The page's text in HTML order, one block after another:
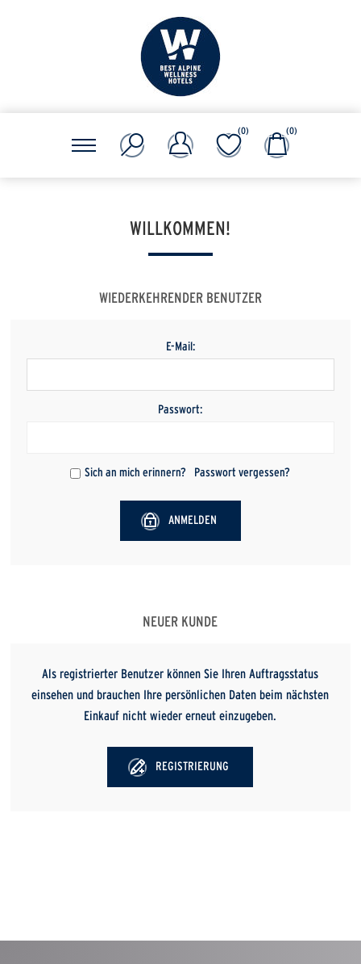
(0) (0)
WILLKOMMEN!
WIEDERKEHRENDER BENUTZER
E-Mail:
Passwort:
Sich an mich erinnern? Passwort vergessen?
ANMELDEN
NEUER KUNDE
Als registrierter Benutzer können Sie Ihren Auftragsstatus
einsehen und brauchen Ihre persönlichen Daten beim nächsten
Einkauf nicht wieder erneut einzugeben.
REGISTRIERUNG